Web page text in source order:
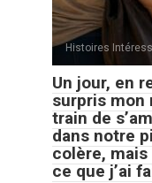
Histoires
Un jour, en
surpris mon
train de
dans notre
colère,
ce que j’ai